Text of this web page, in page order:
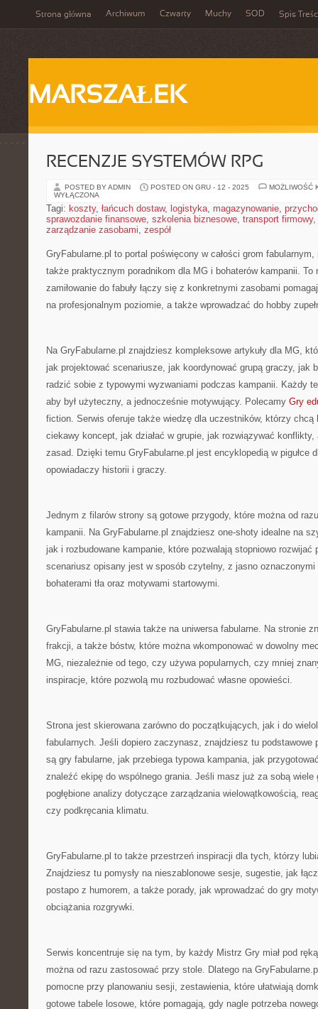
Strona główna Archiwum Czwarty Muchy SOD Spis
MARSZAŁEK
RECENZJE SYSTEMÓW RPG
POSTED BY ADMIN POSTED ON GRU - 12 - 2025
MOŻLIWOŚĆ
WYŁĄCZONA
Tagi: koszty, łańcuch dostaw, logistyka, magazynowanie,
sprawozdanie finansowe, szkolenia biznesowe, transport firmowy,
zarządzanie zasobami, zespół
GryFabularne.pl to portal poświęcony w całości grom
także praktycznym poradnikom dla MG i bohaterów kampanii. To
zamiłowanie do fabuły łączy się z konkretnymi zasobami
na profesjonalnym poziomie, a także wprowadzać do hobby
Na GryFabularne.pl znajdziesz kompleksowe artykuły dla MG,
jak projektować scenariusze, jak koordynować grupą graczy, jak
radzić sobie z typowymi wyzwaniami podczas kampanii. Każdy
aby był użyteczny, a jednocześnie motywujący. Polecamy Gry
fiction. Serwis oferuje także wiedzę dla uczestników, którzy
ciekawy koncept, jak działać w grupie, jak rozwiązywać
zasad. Dzięki temu GryFabularne.pl jest encyklopedią w pigułce
opowiadaczy historii i graczy.
Jednym z filarów strony są gotowe przygody, które można od
kampanii. Na GryFabularne.pl znajdziesz one-shoty idealne na
jak i rozbudowane kampanie, które pozwalają stopniowo
scenariusz opisany jest w sposób czytelny, z jasno
bohaterami tła oraz motywami startowymi.
GryFabularne.pl stawia także na uniwersa fabularne. Na stronie
frakcji, a także bóstw, które można wkomponować w dowolny
MG, niezależnie od tego, czy używa popularnych, czy mniej
inspiracje, które pozwolą mu rozbudować własne opowieści.
Strona jest skierowana zarówno do początkujących, jak i do
fabularnych. Jeśli dopiero zaczynasz, znajdziesz tu podstawowe
są gry fabularne, jak przebiega typowa kampania, jak
znaleźć ekipę do wspólnego grania. Jeśli masz już za sobą
pogłębione analizy dotyczące zarządzania wielowątkowością,
czy podkręcania klimatu.
GryFabularne.pl to także przestrzeń inspiracji dla tych, którzy
Znajdziesz tu pomysły na nieszablonowe sesje, sugestie, jak
postapo z humorem, a także porady, jak wprowadzać do gry
obciążania rozgrywki.
Serwis koncentruje się na tym, by każdy Mistrz Gry miał pod
można od razu zastosować przy stole. Dlatego na
pomocne przy planowaniu sesji, zestawienia, które ułatwiają
gotowe tabele losowe, które pomagają, gdy nagle potrzeba